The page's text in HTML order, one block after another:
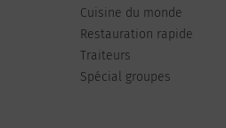
Cuisine du monde
Restauration rapide
Traiteurs
Spécial groupes